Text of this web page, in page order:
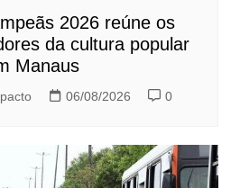
2026 reúne os
da cultura popular
Manaus
06/08/2026 0